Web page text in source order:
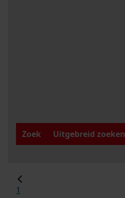
Zoek
Uitgebreid zoeken
1